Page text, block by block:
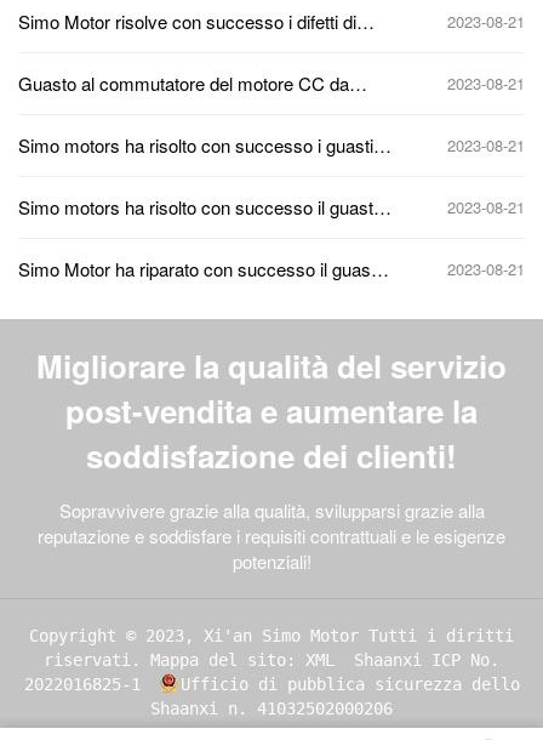
Simo Motor risolve con successo i difetti di
2023-08-21
Guasto al commutatore del motore CC da
2023-08-21
Simo motors ha risolto con successo i guasti di
2023-08-21
Simo motors ha risolto con successo il guasto
2023-08-21
Simo Motor ha riparato con successo il guasto
2023-08-21
Migliorare la qualità del servizio
post-vendita e aumentare la
soddisfazione dei clienti!
Sopravvivere grazie alla qualità, svilupparsi grazie alla
reputazione e soddisfare i requisiti contrattuali e le esigenze
potenziali!
Copyright © 2023, Xi'an Simo Motor Tutti i diritti
riservati. Mappa del sito: XML
Shaanxi ICP No.
2022016825-1
Ufficio di pubblica sicurezza dello
Shaanxi n. 41032502000206